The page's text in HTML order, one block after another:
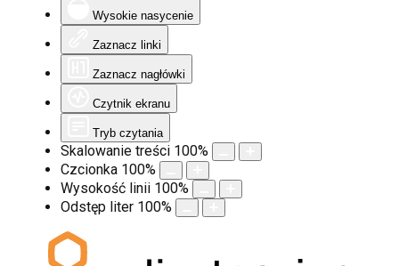
Wysokie nasycenie
Zaznacz linki
Zaznacz nagłówki
Czytnik ekranu
Tryb czytania
Skalowanie treści 100%
Czcionka 100%
Wysokość linii 100%
Odstęp liter 100%